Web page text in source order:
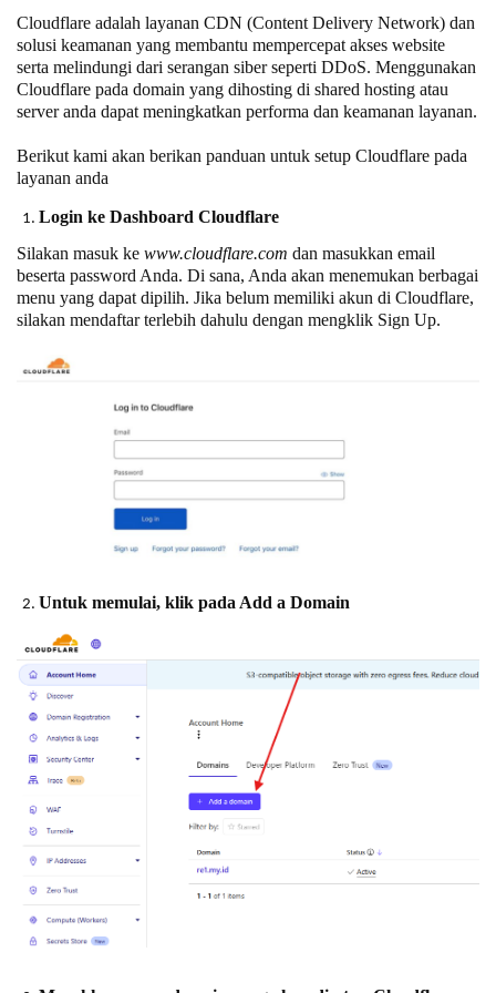
Cloudflare adalah layanan CDN (Content Delivery Network) dan
solusi keamanan yang membantu mempercepat akses website
serta melindungi dari serangan siber seperti DDoS. Menggunakan
Cloudflare pada domain yang dihosting di shared hosting atau
server anda dapat meningkatkan performa dan keamanan layanan.
Berikut kami akan berikan panduan untuk setup Cloudflare pada
layanan anda
Login ke Dashboard Cloudflare
Silakan masuk ke www.cloudflare.com dan masukkan email
beserta password Anda. Di sana, Anda akan menemukan berbagai
menu yang dapat dipilih. Jika belum memiliki akun di Cloudflare,
silakan mendaftar terlebih dahulu dengan mengklik Sign Up.
Untuk memulai, klik pada Add a Domain